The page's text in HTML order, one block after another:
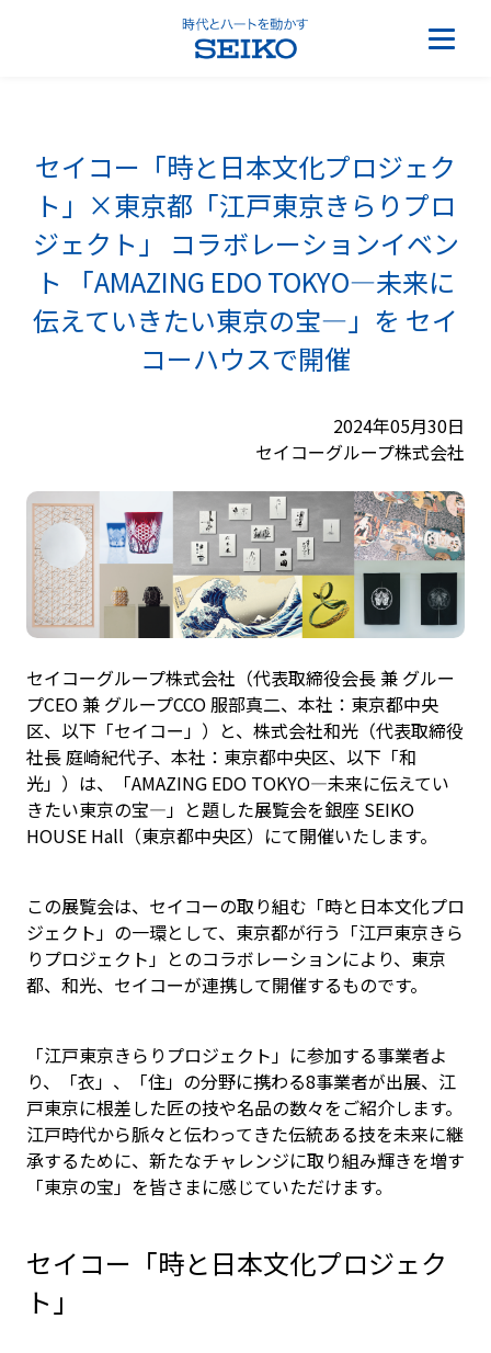
セイコー「時と日本文化プロジェク
ト」×東京都「江戸東京きらりプロ
ジェクト」 コラボレーションイベン
ト 「AMAZING EDO TOKYO―未来に
伝えていきたい東京の宝―」を セイ
コーハウスで開催
2024年05月30日
セイコーグループ株式会社
セイコーグループ株式会社（代表取締役会長 兼 グルー
プCEO 兼 グループCCO 服部真二、本社：東京都中央
区、以下「セイコー」）と、株式会社和光（代表取締役
社長 庭崎紀代子、本社：東京都中央区、以下「和
光」）は、「AMAZING EDO TOKYO―未来に伝えてい
きたい東京の宝―」と題した展覧会を銀座 SEIKO
HOUSE Hall（東京都中央区）にて開催いたします。
この展覧会は、セイコーの取り組む「時と日本文化プロ
ジェクト」の一環として、東京都が行う「江戸東京きら
りプロジェクト」とのコラボレーションにより、東京
都、和光、セイコーが連携して開催するものです。
「江戸東京きらりプロジェクト」に参加する事業者よ
り、「衣」、「住」の分野に携わる8事業者が出展、江
戸東京に根差した匠の技や名品の数々をご紹介します。
江戸時代から脈々と伝わってきた伝統ある技を未来に継
承するために、新たなチャレンジに取り組み輝きを増す
「東京の宝」を皆さまに感じていただけます。
セイコー「時と日本文化プロジェク
ト」